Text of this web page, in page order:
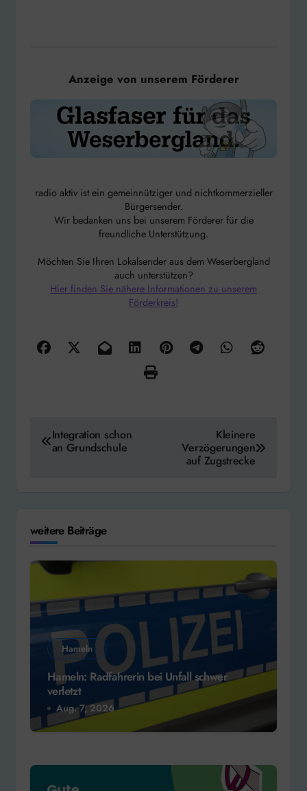
Anzeige von unserem Förderer
radio aktiv ist ein gemeinnütziger und nichtkommerzieller
Bürgersender.
Wir bedanken uns bei unserem Förderer für die
freundliche Unterstützung.
Möchten Sie Ihren Lokalsender aus dem Weserbergland
auch unterstützen?
Hier finden Sie nähere Informationen zu unserem
Förderkreis!
Beitragsnavigation
Integration schon
an Grundschule
Kleinere
Verzögerungen
auf Zugstrecke
weitere Beiträge
Hameln
Hameln: Radfahrerin bei Unfall schwer
verletzt
Aug. 7, 2026